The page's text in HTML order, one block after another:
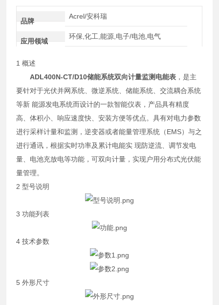
品牌
Acrel/安科瑞
应用领域
环保,化工,能源,电子/电池,电气
1 概述
ADL400N-CT/D10储能系统双向计量监测电能表 ，是主
要针对于光伏并网系统、微逆系统、储能系统、交流耦合系统
等新 能源发电系统而设计的一款智能仪表，产品具有精度
高、体积小、响应速度快、安装方便等优点。具有对电力参数
进行采样计量和监测，逆变器或者能量管理系统（EMS）与之
进行通讯，根据实时功率及累计电能实 现防逆流、调节发电
量、电池充放电等功能，可双向计量，实现户用分布式光伏能
量管理。
2 型号说明
3 功能列表
4 技术参数
5 外形尺寸